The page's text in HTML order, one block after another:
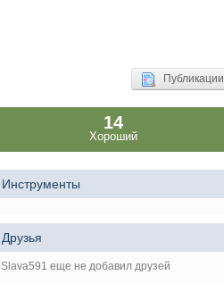
Публикации
14
Хороший
Инструменты
Друзья
Slava591 еще не добавил друзей